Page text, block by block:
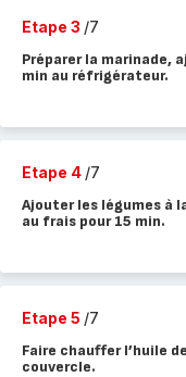
Etape 3 /7
Préparer la marinade,
min au réfrigérateur.
Etape 4 /7
Ajouter les légumes à
au frais pour 15 min.
Etape 5 /7
Faire chauffer l’huile
couvercle.